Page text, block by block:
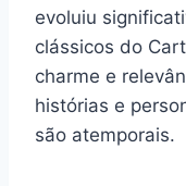
evoluiu
clássicos do
charme e
histórias e
são atemporais.